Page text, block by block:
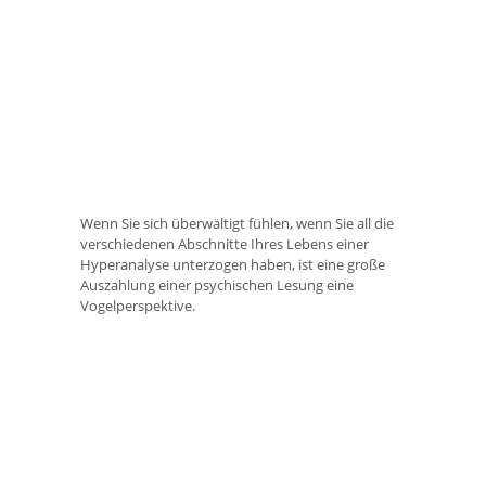
Wenn Sie sich überwältigt fühlen, wenn Sie all die
verschiedenen Abschnitte Ihres Lebens einer
Hyperanalyse unterzogen haben, ist eine große
Auszahlung einer psychischen Lesung eine
Vogelperspektive.